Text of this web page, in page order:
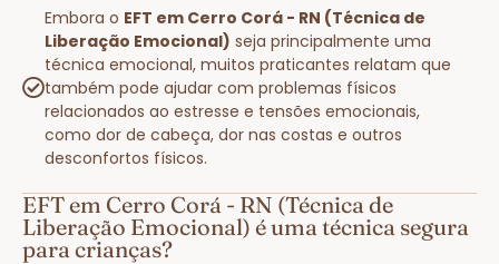
Embora o EFT em Cerro Corá - RN (Técnica de
Liberação Emocional) seja principalmente uma
técnica emocional, muitos praticantes relatam que
também pode ajudar com problemas físicos
relacionados ao estresse e tensões emocionais,
como dor de cabeça, dor nas costas e outros
desconfortos físicos.
EFT em Cerro Corá - RN (Técnica de
Liberação Emocional) é uma técnica segura
para crianças?